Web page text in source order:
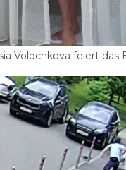
Volochkova feiert das